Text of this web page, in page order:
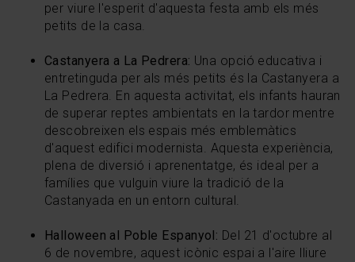
per viure l'esperit d'aquesta festa amb els més
petits de la casa.
Castanyera a La Pedrera: Una opció educativa i
entretinguda per als més petits és la Castanyera a
La Pedrera. En aquesta activitat, els infants hauran
de superar reptes ambientats en la tardor mentre
descobreixen els espais més emblemàtics
d'aquest edifici modernista. Aquesta experiència,
plena de diversió i aprenentatge, és ideal per a
famílies que vulguin viure la tradició de la
Castanyada en un entorn cultural.
Halloween al Poble Espanyol: Del 21 d'octubre al
6 de novembre, aquest icònic espai a l'aire lliure